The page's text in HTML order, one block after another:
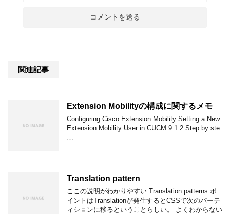
関連記事
Extension Mobilityの構成に関するメモ
Configuring Cisco Extension Mobility Setting a New
Extension Mobility User in CUCM 9.1.2 Step by ste
Translation pattern
ここの説明がわかりやすい Translation patterns ポ
イントはTranslationが発生するとCSSで次のパーテ
ィションに移るということらしい。 よくわからない